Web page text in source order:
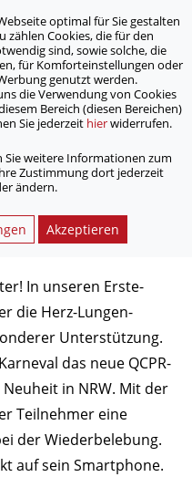
Eifel e.V.
Kursen
in Erste-
In unseren Erste-
die Herz-Lungen-
Unterstützung.
das neue QCPR-
in NRW. Mit der
Teilnehmer eine
der Wiederbelebung.
auf sein Smartphone.
optimal für Sie gestalten
zählen Cookies, die für den
sind, sowie solche, die
für Komforteinstellungen oder
genutzt werden.
die Verwendung von Cookies
Bereich (diesen Bereichen)
Sie jederzeit hierwiderrufen.
weitere Informationen zum
Zustimmung dort jederzeit
ändern.
Akzeptieren